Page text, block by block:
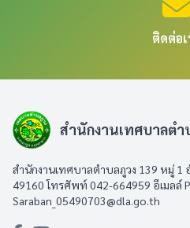
ติดต่อเ
สำนักงานเทศบาลตำ
สำนักงานเทศบาลตำบลภูวง 139 หมู่ 1
49160 โทรศัพท์ 042-664959 อีเมลล์
Saraban_05490703@dla.go.th